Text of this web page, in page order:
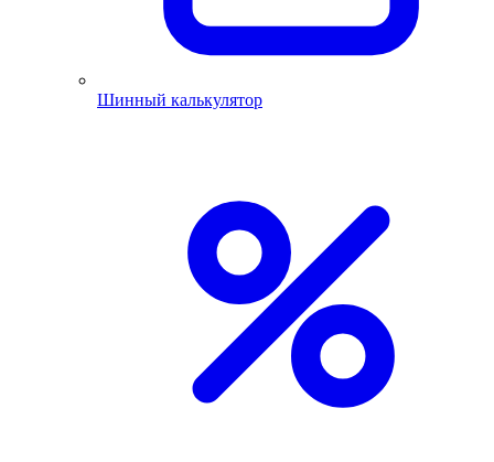
Шинный калькулятор